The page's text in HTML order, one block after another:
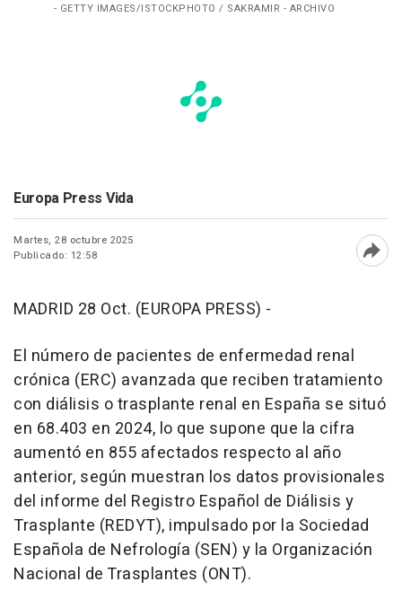
- GETTY IMAGES/ISTOCKPHOTO / SAKRAMIR - ARCHIVO
Europa Press Vida
Martes, 28 octubre 2025
Publicado: 12:58
MADRID 28 Oct. (EUROPA PRESS) -
El número de pacientes de enfermedad renal
crónica (ERC) avanzada que reciben tratamiento
con diálisis o trasplante renal en España se situó
en 68.403 en 2024, lo que supone que la cifra
aumentó en 855 afectados respecto al año
anterior, según muestran los datos provisionales
del informe del Registro Español de Diálisis y
Trasplante (REDYT), impulsado por la Sociedad
Española de Nefrología (SEN) y la Organización
Nacional de Trasplantes (ONT).